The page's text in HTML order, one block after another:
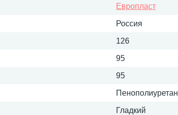
Европласт
Россия
126
95
95
Пенополиуретан
Гладкий